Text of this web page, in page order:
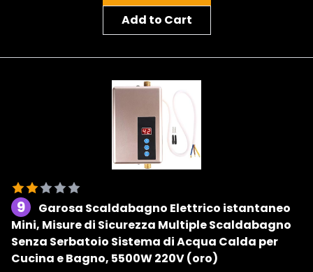
Add to Cart
9
Garosa Scaldabagno Elettrico istantaneo
Mini, Misure di Sicurezza Multiple Scaldabagno
Senza Serbatoio Sistema di Acqua Calda per
Cucina e Bagno, 5500W 220V (oro)